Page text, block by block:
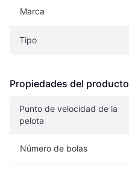
Marca
Tipo
Propiedades del producto
Punto de velocidad de la
pelota
Número de bolas